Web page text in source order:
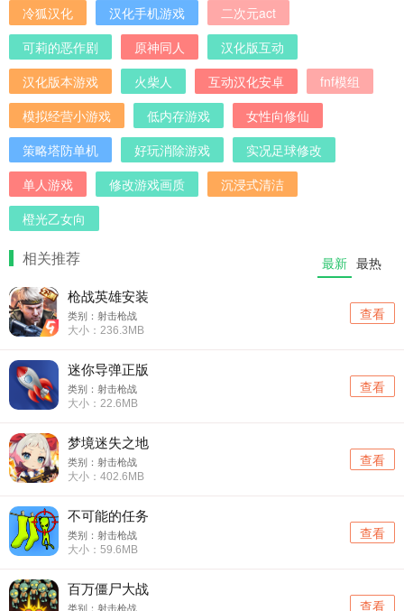
冷狐汉化 汉化手机游戏
二次元act
可莉的恶作剧
原神同人
汉化版互动
汉化版本游戏
火柴人 互动汉化安卓
fnf模组
模拟经营小游戏
低内存游戏
女性向修仙
策略塔防单机
好玩消除游戏
实况足球修改
单人游戏
修改游戏画质
沉浸式清洁
橙光乙女向
相关推荐 最新 最热
枪战英雄安装
类别：射击枪战
大小：236.3MB
查看
迷你导弹正版
类别：射击枪战
大小：22.6MB
查看
梦境迷失之地
类别：射击枪战
大小：402.6MB
查看
不可能的任务
类别：射击枪战
大小：59.6MB
查看
百万僵尸大战
类别：射击枪战 查看